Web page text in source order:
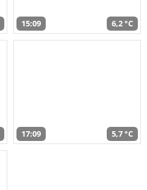
15:09 6,2 °C
17:09 5,7 °C